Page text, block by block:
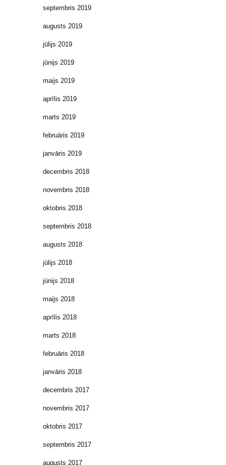
septembris 2019
augusts 2019
jūlijs 2019
jūnijs 2019
maijs 2019
aprīlis 2019
marts 2019
februāris 2019
janvāris 2019
decembris 2018
novembris 2018
oktobris 2018
septembris 2018
augusts 2018
jūlijs 2018
jūnijs 2018
maijs 2018
aprīlis 2018
marts 2018
februāris 2018
janvāris 2018
decembris 2017
novembris 2017
oktobris 2017
septembris 2017
augusts 2017